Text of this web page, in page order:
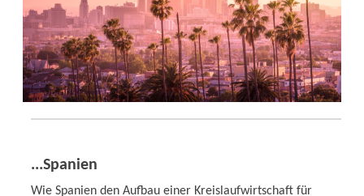
...Spanien
Wie Spanien den Aufbau einer Kreislaufwirtschaft für